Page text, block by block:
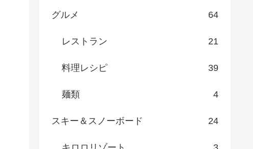
グルメ 64
レストラン 21
料理レシピ 39
麺類 4
スキー＆スノーボード 24